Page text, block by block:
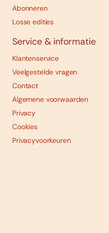
Abonneren
Losse edities
Service & informatie
Klantenservice
Veelgestelde vragen
Contact
Algemene voorwaarden
Privacy
Cookies
Privacyvoorkeuren